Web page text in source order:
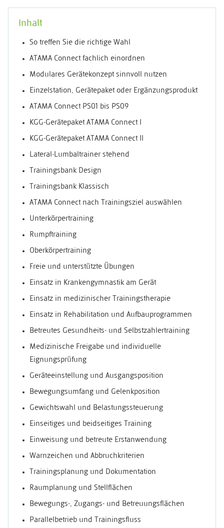
Inhalt
So treffen Sie die richtige Wahl
ATAMA Connect fachlich einordnen
Modulares Gerätekonzept sinnvoll nutzen
Einzelstation, Gerätepaket oder Ergänzungsprodukt
ATAMA Connect PS01 bis PS09
KGG-Gerätepaket ATAMA Connect I
KGG-Gerätepaket ATAMA Connect II
Lateral-Lumbaltrainer stehend
Trainingsbank Design
Trainingsbank Klassisch
ATAMA Connect nach Trainingsziel auswählen
Unterkörpertraining
Rumpftraining
Oberkörpertraining
Freie und unterstützte Übungen
Einsatz in Krankengymnastik am Gerät
Einsatz in medizinischer Trainingstherapie
Einsatz in Rehabilitation und Aufbauprogrammen
Betreutes Gesundheits- und Selbstzahlertraining
Medizinische Freigabe und individuelle
Eignungsprüfung
Geräteeinstellung und Ausgangsposition
Bewegungsumfang und Gelenkposition
Gewichtswahl und Belastungssteuerung
Einseitiges und beidseitiges Training
Einweisung und betreute Erstanwendung
Warnzeichen und Abbruchkriterien
Trainingsplanung und Dokumentation
Raumplanung und Stellflächen
Bewegungs-, Zugangs- und Betreuungsflächen
Parallelbetrieb und Trainingsfluss